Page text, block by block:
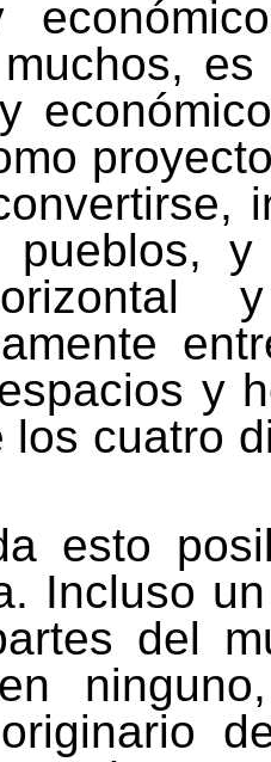
pueblos,
y
los cuatro
esto
Incluso
del